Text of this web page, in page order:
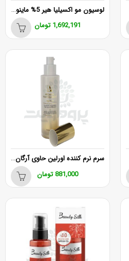
لوسیون مو اکسیلیا هير 5% ماینوکسیدیل
1,692,191 تومان
سرم نرم کننده اورلین حاوی آرگان 50 میلی لیتر
881,000تومان